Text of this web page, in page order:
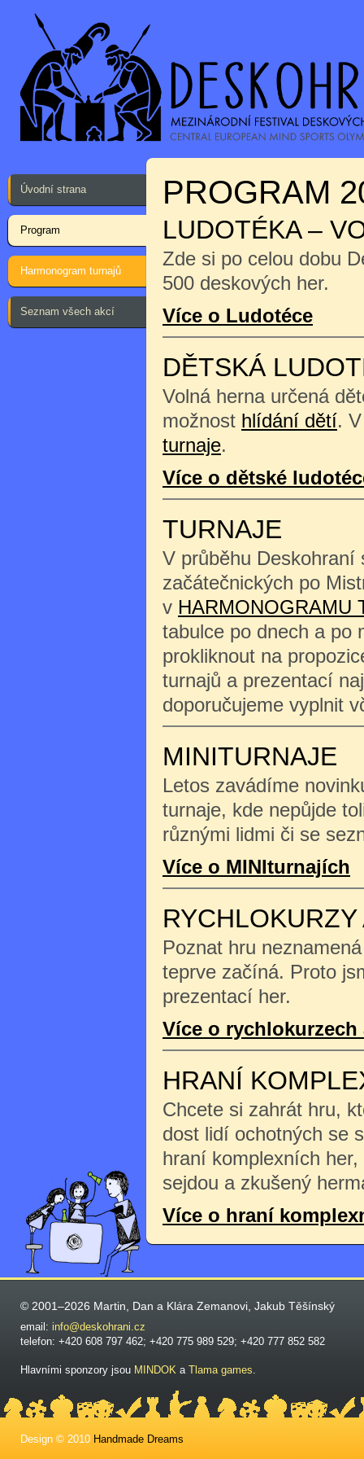
Úvodní strana
Program
Harmonogram turnajů
Seznam všech akcí
PROGRAM
LUDOTÉKA –
Zde si po celou dobu
500 deskových her.
Více o Ludotéce
DĚTSKÁ
Volná herna určená
možnost hlídání dětí.
turnaje.
Více o dětské
TURNAJE
V průběhu Deskohraní
začátečnických po
v HARMONOGRAMU
tabulce po dnech a po
prokliknout na
turnajů a prezentací
doporučujeme vyplnit
MINITURNAJE
Letos zavádíme
turnaje, kde nepůjde
různými lidmi či se
Více o MINIturnajích
Poznat hru
teprve začíná. Proto
prezentací her.
Více o rychlokurzech
HRANÍ
Chcete si zahrát hru,
dost lidí ochotných se
hraní komplexních
sejdou a zkušený
Více o hraní
© 2001–2026 Martin, Dan a Klára Zemanovi, Jakub Těšínský
email: info@deskohrani.cz
telefon: +420 608 797 462; +420 775 989 529; +420 777 852 582
Hlavními sponzory jsou MINDOK a Tlama games.
Design © 2010 Handmade Dreams